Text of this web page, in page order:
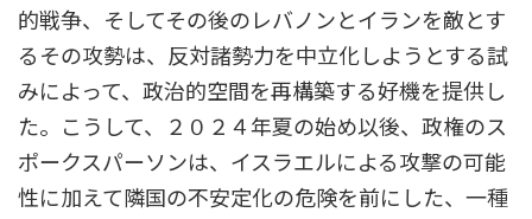
的戦争、そしてその後のレバノンとイランを敵とす
るその攻勢は、反対諸勢力を中立化しようとする試
みによって、政治的空間を再構築する好機を提供し
た。こうして、２０２４年夏の始め以後、政権のス
ポークスパーソンは、イスラエルによる攻撃の可能
性に加えて隣国の不安定化の危険を前にした、一種